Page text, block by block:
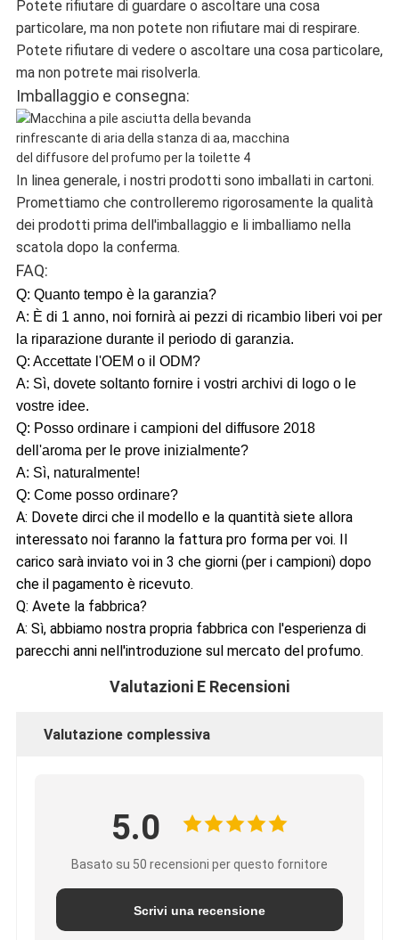
Potete rifiutare di guardare o ascoltare una cosa
particolare, ma non potete non rifiutare mai di respirare.
Potete rifiutare di vedere o ascoltare una cosa particolare,
ma non potrete mai risolverla.
Imballaggio e consegna:
In linea generale, i nostri prodotti sono imballati in cartoni.
Promettiamo che controlleremo rigorosamente la qualità
dei prodotti prima dell'imballaggio e li imballiamo nella
scatola dopo la conferma.
FAQ:
Q: Quanto tempo è la garanzia?
A: È di 1 anno, noi fornirà ai pezzi di ricambio liberi voi per
la riparazione durante il periodo di garanzia.
Q: Accettate l'OEM o il ODM?
A: Sì, dovete soltanto fornire i vostri archivi di logo o le
vostre idee.
Q: Posso ordinare i campioni del diffusore 2018
dell'aroma per le prove inizialmente?
A: Sì, naturalmente!
Q: Come posso ordinare?
A: Dovete dirci che il modello e la quantità siete allora
interessato noi faranno la fattura pro forma per voi. Il
carico sarà inviato voi in 3 che giorni (per i campioni) dopo
che il pagamento è ricevuto.
Q: Avete la fabbrica?
A: Sì, abbiamo nostra propria fabbrica con l'esperienza di
parecchi anni nell'introduzione sul mercato del profumo.
Valutazioni E Recensioni
Valutazione complessiva
5.0
Basato su 50 recensioni per questo fornitore
Scrivi una recensione